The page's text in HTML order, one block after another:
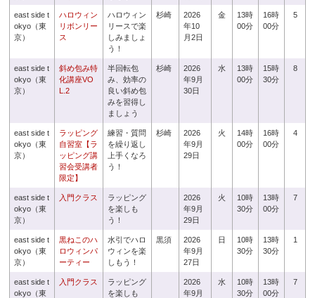
east side t
okyo（東
京）
ハロウィン
リボンリー
ス
ハロウィン
リースで楽
しみましょ
う！
杉崎
2026
年10
月2日
金
13時
00分
16時
00分
5
east side t
okyo（東
京）
斜め包み特
化講座VO
L.2
半回転包
み、効率の
良い斜め包
みを習得し
ましょう
杉崎
2026
年9月
30日
水
13時
00分
15時
30分
8
east side t
okyo（東
京）
ラッピング
自習室【ラ
ッピング講
習会受講者
限定】
練習・質問
を繰り返し
上手くなろ
う！
杉崎
2026
年9月
29日
火
14時
00分
16時
00分
4
east side t
okyo（東
京）
入門クラス
ラッピング
を楽しも
う！
2026
年9月
29日
火
10時
30分
13時
00分
7
east side t
okyo（東
京）
黒ねこのハ
ロウィンパ
ーティー
水引でハロ
ウィンを楽
しもう！
黒須
2026
年9月
27日
日
10時
30分
13時
30分
1
east side t
okyo（東
入門クラス
ラッピング
を楽しも
2026
年9月
水
10時
30分
13時
00分
7